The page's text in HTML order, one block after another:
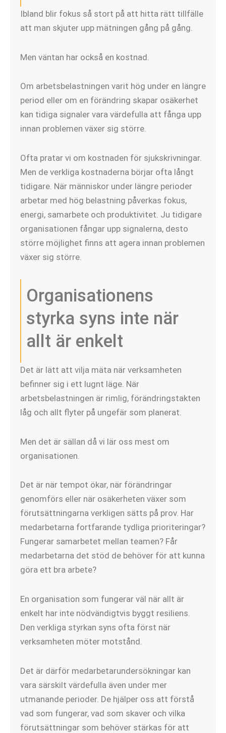
Ibland blir fokus så stort på att hitta rätt tillfälle
att man skjuter upp mätningen gång på gång.
Men väntan har också en kostnad.
Om arbetsbelastningen varit hög under en längre
period eller om en förändring skapar osäkerhet
kan tidiga signaler vara värdefulla att fånga upp
innan problemen växer sig större.
Ofta pratar vi om kostnaden för sjukskrivningar.
Men de verkliga kostnaderna börjar ofta långt
tidigare. När människor under längre perioder
arbetar med hög belastning påverkas fokus,
energi, samarbete och produktivitet. Ju tidigare
organisationen fångar upp signalerna, desto
större möjlighet finns att agera innan problemen
växer sig större.
Organisationens
styrka syns inte när
allt är enkelt
Det är lätt att vilja mäta när verksamheten
befinner sig i ett lugnt läge. När
arbetsbelastningen är rimlig, förändringstakten
låg och allt flyter på ungefär som planerat.
Men det är sällan då vi lär oss mest om
organisationen.
Det är när tempot ökar, när förändringar
genomförs eller när osäkerheten växer som
förutsättningarna verkligen sätts på prov. Har
medarbetarna fortfarande tydliga prioriteringar?
Fungerar samarbetet mellan teamen? Får
medarbetarna det stöd de behöver för att kunna
göra ett bra arbete?
En organisation som fungerar väl när allt är
enkelt har inte nödvändigtvis byggt resiliens.
Den verkliga styrkan syns ofta först när
verksamheten möter motstånd.
Det är därför medarbetarundersökningar kan
vara särskilt värdefulla även under mer
utmanande perioder. De hjälper oss att förstå
vad som fungerar, vad som skaver och vilka
förutsättningar som behöver stärkas för att